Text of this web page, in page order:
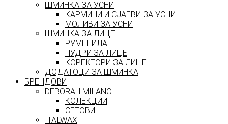
ШМИНКА ЗА УСНИ
КАРМИНИ И СЈАЕВИ ЗА УСНИ
МОЛИВИ ЗА УСНИ
ШМИНКА ЗА ЛИЦЕ
РУМЕНИЛА
ПУДРИ ЗА ЛИЦЕ
КОРЕКТОРИ ЗА ЛИЦЕ
ДОДАТОЦИ ЗА ШМИНКА
БРЕНДОВИ
DEBORAH MILANO
КОЛЕКЦИИ
СЕТОВИ
ITALWAX